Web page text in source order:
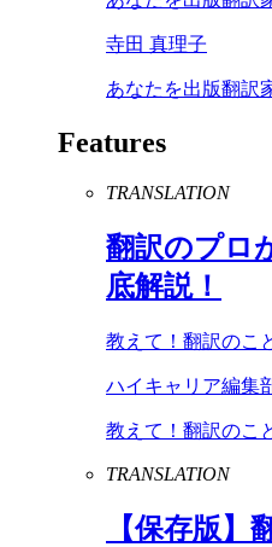
寺田 真理子
あなたを出版翻訳
Features
TRANSLATION
翻訳のプロ
底解説！
教えて！翻訳のこ
ハイキャリア編集
教えて！翻訳のこ
TRANSLATION
【保存版】